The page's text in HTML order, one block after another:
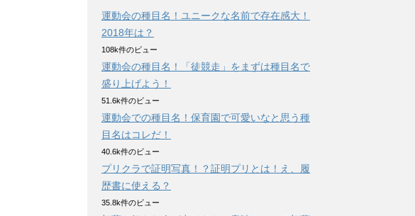
運動会の種目名！ユニークな名前で存在感大！
2018年は？
108k件のビュー
運動会の種目名！「徒競走」をまずは種目名で
盛り上げよう！
51.6k件のビュー
運動会での種目名！保育園で可愛いなと思う種
目名はコレだ！
40.6k件のビュー
プリクラで証明写真！？証明プリとは！え、履
歴書に使える？
35.8k件のビュー